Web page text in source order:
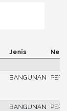
Jenis
BANGUNAN
BANGUNAN